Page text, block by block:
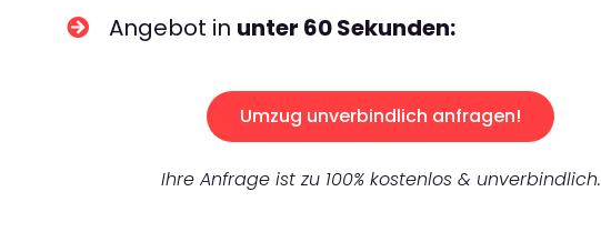
Angebot in unter 60 Sekunden:
Umzug unverbindlich anfragen!
Ihre Anfrage ist zu 100% kostenlos & unverbindlich.